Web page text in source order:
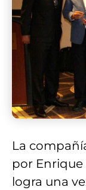
La
por Enrique
logra una